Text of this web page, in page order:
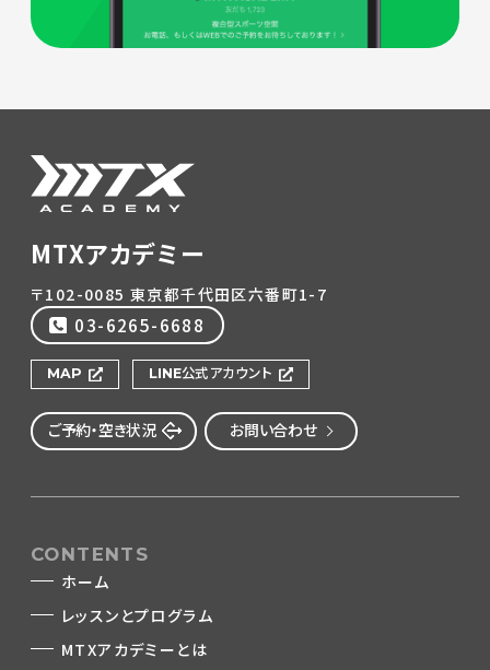
MTXアカデミー
〒102-0085 東京都千代田区六番町1-7
03-6265-6688
MAP LINE公式アカウント
ご予約・空き状況 お問い合わせ
CONTENTS
ホーム
レッスンとプログラム
MTXアカデミーとは